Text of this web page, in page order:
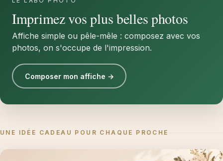
Imprimez vos plus belles photos
Affiche simple ou pêle-mêle : composez avec vos
photos, on s'occupe de l'impression.
Composer mon affiche →
UNE IDÉE CADEAU POUR CHAQUE PROCHE